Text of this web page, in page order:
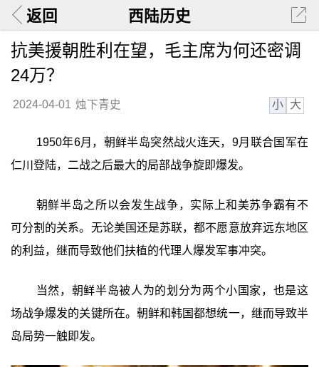
返回 西陆历史
抗美援朝胜利在望，毛主席为何还密调
24万？
2024-04-01 烛下青史 小 大
1950年6月，朝鲜半岛突然战火连天，9月联合国军在
仁川登陆，二战之后最大的局部战争旋即爆发。
朝鲜半岛之所以会发生战争，实际上和美苏争霸有不
可分割的关系。无论美国还是苏联，都不愿意放弃远东地区
的利益，继而导致他们扶植的代理人爆发军事冲突。
当然，朝鲜半岛被人为的划分为两个小国家，也是这
场战争爆发的关键所在。朝鲜和韩国都想统一，继而导致半
岛局势一触即发。